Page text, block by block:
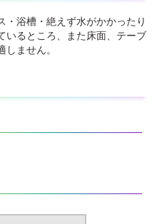
浴槽・絶えず水がかかったり
いるところ、また床面、テーブ
ません。